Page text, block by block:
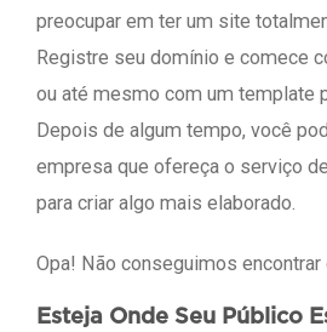
preocupar em ter um site
Registre seu domínio e comece
ou até mesmo com um template
Depois de algum tempo, você
empresa que ofereça o serviço de
para criar algo mais elaborado.
Opa! Não conseguimos
Esteja Onde Seu Público